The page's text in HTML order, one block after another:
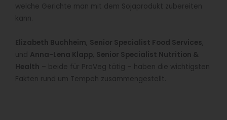
welche Gerichte man mit dem Sojaprodukt zubereiten
kann.
Elizabeth Buchheim, Senior Specialist Food Services,
und Anna-Lena Klapp, Senior Specialist Nutrition &
Health – beide für ProVeg tätig – haben die wichtigsten
Fakten rund um Tempeh zusammengestellt.